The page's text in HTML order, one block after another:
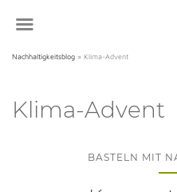
Nachhaltigkeitsblog » Klima-Advent
Klima-Advent
BASTELN MIT